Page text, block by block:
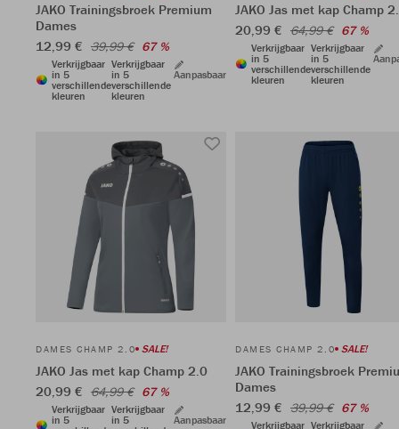
JAKO Trainingsbroek Premium
Dames
12,99 € 39,99 € 67 %
Verkrijgbaar
in 5
verschillende
kleuren
Verkrijgbaar
in 5
verschillende
kleuren
Aanpasbaar
JAKO Jas met kap Champ
20,99 € 64,99 € 67 %
Verkrijgbaar
in 5
verschillende
kleuren
Verkrijgbaar
in 5
verschillende
kleuren
DAMES CHAMP 2.0 SALE!
JAKO Jas met kap Champ 2.0
20,99 € 64,99 € 67 %
Verkrijgbaar
in 5
Verkrijgbaar
in 5
Aanpasbaar
DAMES CHAMP 2.0 SALE!
JAKO Trainingsbroek
Dames
12,99 € 39,99 € 67 %
Verkrijgbaar Verkrijgbaar